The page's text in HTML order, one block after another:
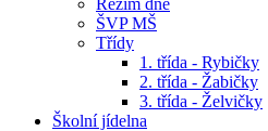
Režim dne
ŠVP MŠ
Třídy
1. třída - Rybičky
2. třída - Žabičky
3. třída - Želvičky
Školní jídelna